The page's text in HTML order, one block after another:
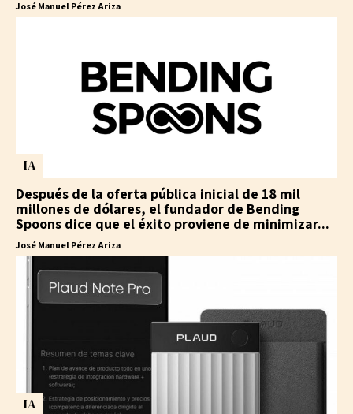
José Manuel Pérez Ariza
IA
Después de la oferta pública inicial de 18 mil
millones de dólares, el fundador de Bending
Spoons dice que el éxito proviene de minimizar...
José Manuel Pérez Ariza
IA